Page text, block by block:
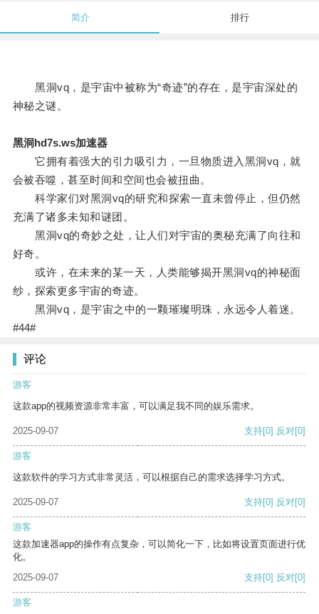
简介 排行
黑洞vq，是宇宙中被称为“奇迹”的存在，是宇宙深处的
神秘之谜。
黑洞hd7s.ws加速器
它拥有着强大的引力吸引力，一旦物质进入黑洞vq，就
会被吞噬，甚至时间和空间也会被扭曲。
科学家们对黑洞vq的研究和探索一直未曾停止，但仍然
充满了诸多未知和谜团。
黑洞vq的奇妙之处，让人们对宇宙的奥秘充满了向往和
好奇。
或许，在未来的某一天，人类能够揭开黑洞vq的神秘面
纱，探索更多宇宙的奇迹。
黑洞vq，是宇宙之中的一颗璀璨明珠，永远令人着迷。
#44#
评论
游客
这款app的视频资源非常丰富，可以满足我不同的娱乐需求。
2025-09-07 支持[0] 反对[0]
游客
这款软件的学习方式非常灵活，可以根据自己的需求选择学习方式。
2025-09-07 支持[0] 反对[0]
游客
这款加速器app的操作有点复杂，可以简化一下，比如将设置页面进行优
化。
2025-09-07
支持[0] 反对[0]
游客